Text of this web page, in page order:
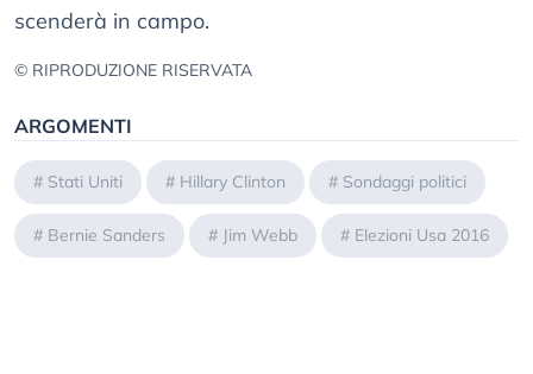
scenderà in campo.
© RIPRODUZIONE RISERVATA
ARGOMENTI
# Stati Uniti # Hillary Clinton # Sondaggi politici
# Bernie Sanders # Jim Webb # Elezioni Usa 2016